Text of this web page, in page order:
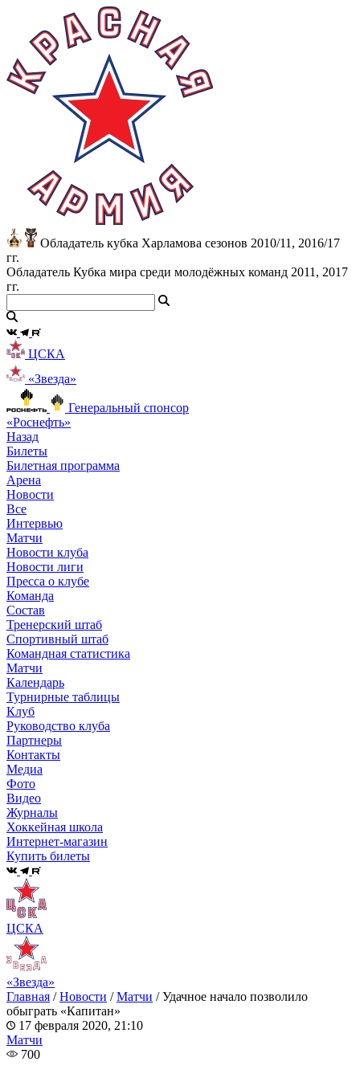
Обладатель кубка Харламова сезонов 2010/11, 2016/17
гг.
Обладатель Кубка мира среди молодёжных команд 2011, 2017
гг.
ЦСКА
«Звезда»
Генеральный спонсор
«Роснефть»
Назад
Билеты
Билетная программа
Арена
Новости
Все
Интервью
Матчи
Новости клуба
Новости лиги
Пресса о клубе
Команда
Состав
Тренерский штаб
Спортивный штаб
Командная статистика
Матчи
Календарь
Турнирные таблицы
Клуб
Руководство клуба
Партнеры
Контакты
Медиа
Фото
Видео
Журналы
Хоккейная школа
Интернет-магазин
Купить билеты
ЦСКА
«Звезда»
Главная /Новости /Матчи /Удачное начало позволило
обыграть «Капитан»
17 февраля 2020, 21:10
Матчи
700